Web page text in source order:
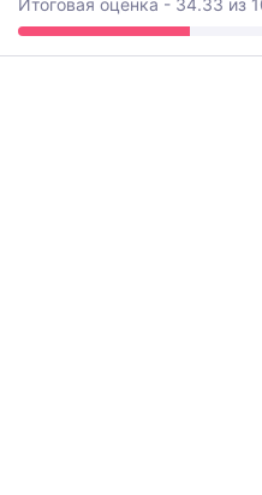
Итоговая оценка - 34.33 из